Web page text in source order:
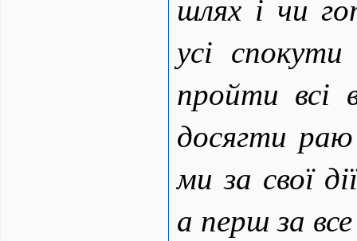
усі
пройти всі
досягти
ми за свої
а перш за